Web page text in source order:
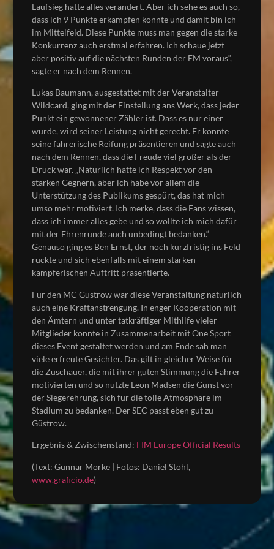
Laufsieg hätte alles verändert. Aber ich sehe es auch so,
dass ich 9 Punkte erkämpfen konnte und damit bin ich
im Mittelfeld. Diese Punkte muss man gegen die starke
Konkurrenz auch erstmal erfahren. Ich schaue jetzt
aber positiv auf die nächsten Runden der EM voraus“,
sagte er nach dem Rennen.
Lukas Baumann, ausgestattet mit der Veranstalter
Wildcard, ging mit der Einstellung ans Werk, dass jeder
Punkt ein gewonnener Zähler ist. Dass es nur einer
wurde, wird seiner Leistung nicht gerecht. Er konnte
seine fahrerische Reifung präsentieren und sagte auch
nach dem Rennen, dass die Freude viel größer als der
Druck war. „Natürlich hatte ich Respekt vor den
starken Gegnern, aber ich habe vor allem die
Unterstützung des Publikums gespürt, das hat mich
umso mehr motiviert. Ich merke, dass die Fans wissen,
dass ich immer alles gebe und so wollte ich mich dafür
mit der Ehrenrunde auch unbedingt bedanken.“
Genauso ging es Ben Ernst, der noch kurzfristig ins Feld
rückte und sich ebenfalls mit einem starken
kämpferischen Auftritt präsentierte.
Für den MC Güstrow war diese Veranstaltung natürlich
auch eine Kraftanstrengung. In enger Kooperation mit
den Ämtern und unter tatkräftiger Mithilfe vieler
Mitglieder konnte in Zusammenarbeit mit One Sport
dieses Event gestaltet werden und am Ende sah man
viele erfreute Gesichter. Das gilt in gleicher Weise für
die Zuschauer, die mit ihrer guten Stimmung die Fahrer
motivierten und so nutzte Leon Madsen die Gunst vor
der Siegerehrung, sich für die tolle Atmosphäre im
Stadium zu bedanken. Der SEC passt eben gut zu
Güstrow.
Ergebnis & Zwischenstand: FIM Europe Official Results
(Text: Gunnar Mörke | Fotos: Daniel Stohl,
www.graficio.de)